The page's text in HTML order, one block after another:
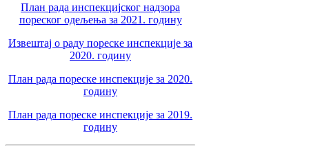
План рада инспекцијског надзора
пореског одељења за 2021. годину
Извештај о раду пореске инспекције за
2020. годину
План рада пореске инспекције за 2020.
годину
План рада пореске инспекције за 2019.
годину